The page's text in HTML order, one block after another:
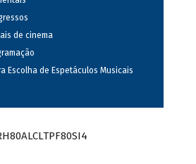
de cinema
Escolha de Espetáculos Musicais